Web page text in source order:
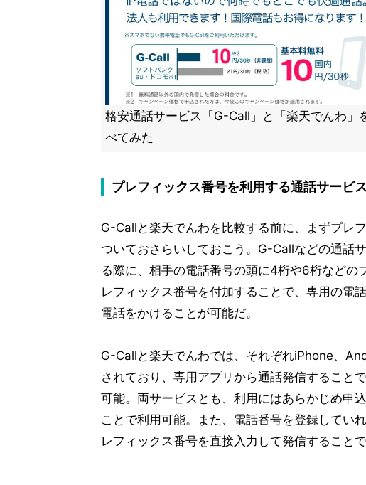
格安通話サービス「G-Call」と「楽天でんわ」
べてみた
プレフィックス番号を利用する通話サービ
G-Callと楽天でんわを比較する前に、まずプレ
ついておさらいしておこう。G-Callなどの通話
る際に、相手の電話番号の頭に4桁や6桁など
レフィックス番号を付加することで、専用の電
電話をかけることが可能だ。
G-Callと楽天でんわでは、それぞれiPhone、
されており、専用アプリから通話発信すること
可能。両サービスとも、利用にはあらかじめ申
ことで利用可能。また、電話番号を登録してい
レフィックス番号を直接入力して発信すること